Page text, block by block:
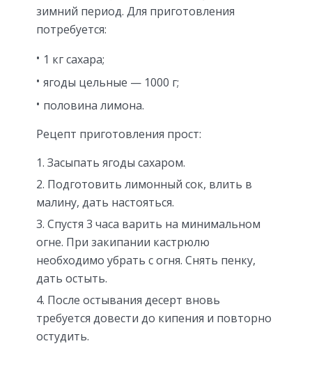
зимний период. Для приготовления
потребуется:
1 кг сахара;
ягоды цельные — 1000 г;
половина лимона.
Рецепт приготовления прост:
Засыпать ягоды сахаром.
Подготовить лимонный сок, влить в
малину, дать настояться.
Спустя 3 часа варить на минимальном
огне. При закипании кастрюлю
необходимо убрать с огня. Снять пенку,
дать остыть.
После остывания десерт вновь
требуется довести до кипения и повторно
остудить.